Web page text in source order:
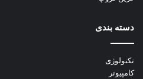
دسته بندی
تکنولوژی
کامپیوتر